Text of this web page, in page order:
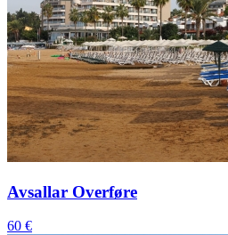
Avsallar Overføre
60 €